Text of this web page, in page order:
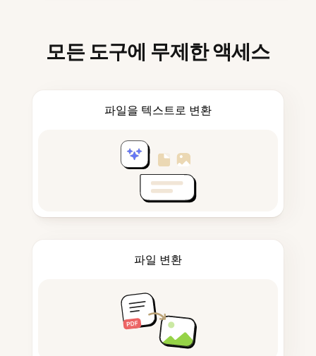
모든 도구에 무제한 액세스
파일을 텍스트로 변환
파일 변환